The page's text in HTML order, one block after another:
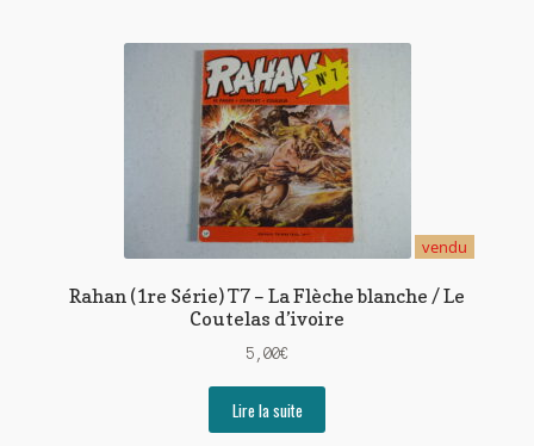
vendu
Rahan (1re Série) T7 – La Flèche blanche / Le
Coutelas d’ivoire
5,00€
Lire la suite